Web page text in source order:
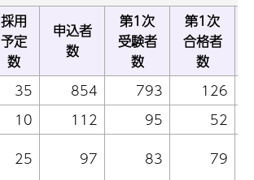
採用
予定
数
申込者
数
第1次
受験者
数
第1次
合格者
数
35 854 793
126
10 112 95
52
25 97 83
79